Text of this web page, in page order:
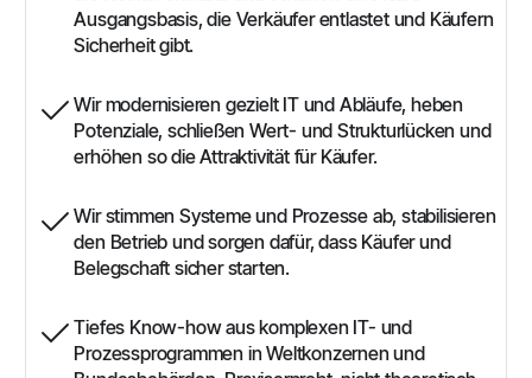
Ausgangsbasis, die Verkäufer entlastet und Käufern
Sicherheit gibt.
Wir modernisieren gezielt IT und Abläufe, heben
Potenziale, schließen Wert- und Strukturlücken und
erhöhen so die Attraktivität für Käufer.
Wir stimmen Systeme und Prozesse ab, stabilisieren
den Betrieb und sorgen dafür, dass Käufer und
Belegschaft sicher starten.
Tiefes Know-how aus komplexen IT- und
Prozessprogrammen in Weltkonzernen und